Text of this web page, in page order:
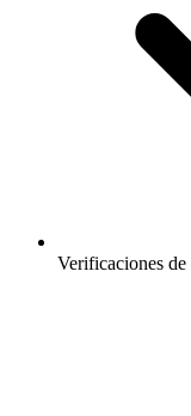
Verificaciones de